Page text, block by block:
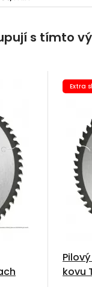
s tímto
Extra
kovu